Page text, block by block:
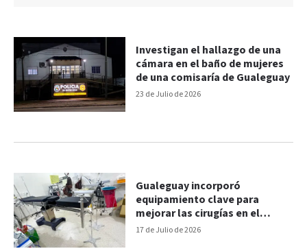
23 de Julio de 2026
Investigan el hallazgo de una
cámara en el baño de mujeres
de una comisaría de Gualeguay
17 de Julio de 2026
Gualeguay incorporó
equipamiento clave para
mejorar las cirugías en el
hospital San Antonio